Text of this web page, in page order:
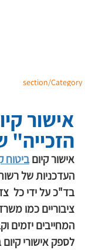
אישור קיום ביטוח
העדכניות של
בד"כ על ידי כל
ציבוריים כמו
המחייבים יזמים
לספק אישורי
אישור
הזכייה"
section/Category